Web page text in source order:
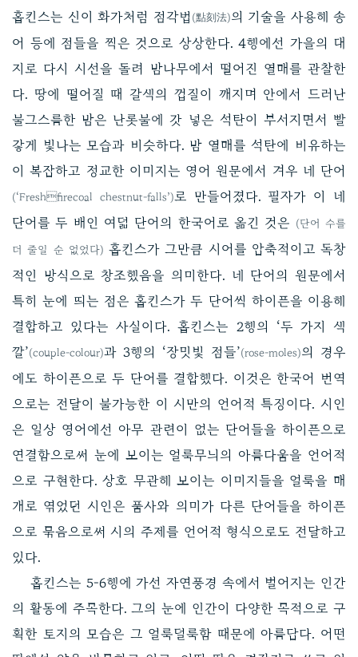
홉킨스는 신이 화가처럼 점각법 (點刻法)의 기술을 사용해 송
어 등에 점들을 찍은 것으로 상상한다. 4행에선 가을의 대
지로 다시 시선을 돌려 밤나무에서 떨어진 열매를 관찰한
다. 땅에 떨어질 때 갈색의 껍질이 깨지며 안에서 드러난
불그스름한 밤은 난롯불에 갓 넣은 석탄이 부서지면서 빨
갛게 빛나는 모습과 비슷하다. 밤 열매를 석탄에 비유하는
이 복잡하고 정교한 이미지는 영어 원문에서 겨우 네 단어
(‘Freshfirecoal chestnut-falls’) 로 만들어졌다. 필자가 이 네
단어를 두 배인 여덟 단어의 한국어로 옮긴 것은 (단어 수를
더 줄일 순 없었다) 홉킨스가 그만큼 시어를 압축적이고 독창
적인 방식으로 창조했음을 의미한다. 네 단어의 원문에서
특히 눈에 띄는 점은 홉킨스가 두 단어씩 하이픈을 이용해
결합하고 있다는 사실이다. 홉킨스는 2행의 ‘두 가지 색
깔’(couple-colour)과 3행의 ‘장밋빛 점들’(rose-moles)의 경우
에도 하이픈으로 두 단어를 결합했다. 이것은 한국어 번역
으로는 전달이 불가능한 이 시만의 언어적 특징이다. 시인
은 일상 영어에선 아무 관련이 없는 단어들을 하이픈으로
연결함으로써 눈에 보이는 얼룩무늬의 아름다움을 언어적
으로 구현한다. 상호 무관해 보이는 이미지들을 얼룩을 매
개로 엮었던 시인은 품사와 의미가 다른 단어들을 하이픈
으로 묶음으로써 시의 주제를 언어적 형식으로도 전달하고
있다.
홉킨스는 5-6행에 가선 자연풍경 속에서 벌어지는 인간
의 활동에 주목한다. 그의 눈에 인간이 다양한 목적으로 구
획한 토지의 모습은 그 얼룩덜룩함 때문에 아름답다. 어떤